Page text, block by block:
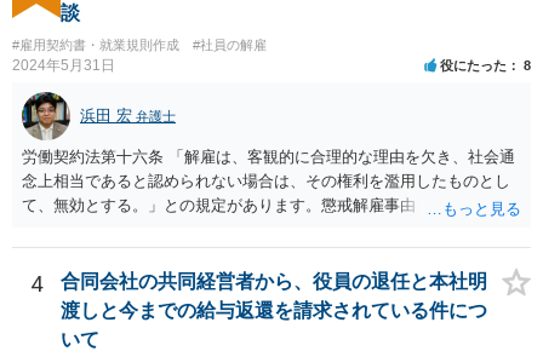
談
#雇用契約書・就業規則作成 #社員の解雇
2024年5月31日 役にたった 8
浜田 宏 弁護士
労働契約法第十六条 「解雇は、客観的に合理的な理由を欠き、社会通
念上相当であると認められない場合は、その権利を濫用したものとし
て、無効とする。」との規定があります。懲戒解雇事由（通常就業規
けでは判断できませんが、解雇無効を争う余地はあるように思いま
す。 使用者の態度から見て交渉での解決は難しく、労働審判や訴訟
手続で争う必要があると思います。 なるべく早く、弁護士にご相談
されることをおすすめします。
4
合同会社の共同経営者から、役員の退任と本社明
渡しと今までの給与返還を請求されている件につ
いて